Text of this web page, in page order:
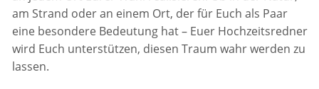
am Strand oder an einem Ort, der für Euch als Paar
eine besondere Bedeutung hat – Euer Hochzeitsredner
wird Euch unterstützen, diesen Traum wahr werden zu
lassen.